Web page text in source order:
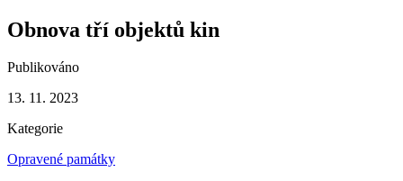
Obnova tří objektů kin
Publikováno
13. 11. 2023
Kategorie
Opravené památky